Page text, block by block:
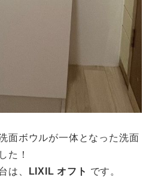
面ボウルが一体となった洗面
た！
は、
LIXIL オフト です。